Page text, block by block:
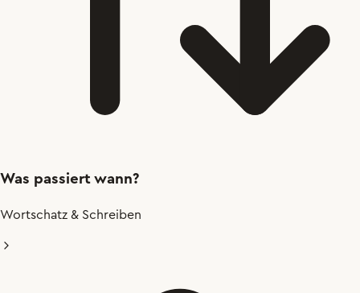
Was passiert wann?
Wortschatz & Schreiben